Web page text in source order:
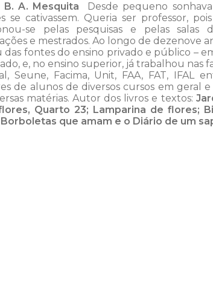
B. A. Mesquita Desde pequeno
se cativassem. Queria ser professor,
se pelas pesquisas e pelas salas
e mestrados. Ao longo de dezenove
das fontes do ensino privado e público –
e, no ensino superior, já trabalhou nas
Seune, Facima, Unit, FAA, FAT, IFAL
de alunos de diversos cursos em geral
matérias. Autor dos livros e textos:
Quarto 23; Lamparina de flores;
que amam e o Diário de um